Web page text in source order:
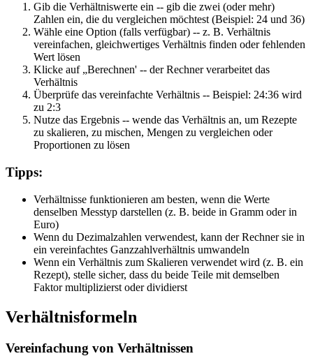
Gib die Verhältniswerte ein -- gib die zwei (oder mehr)
Zahlen ein, die du vergleichen möchtest (Beispiel: 24 und 36)
Wähle eine Option (falls verfügbar) -- z. B. Verhältnis
vereinfachen, gleichwertiges Verhältnis finden oder fehlenden
Wert lösen
Klicke auf „Berechnen' -- der Rechner verarbeitet das
Verhältnis
Überprüfe das vereinfachte Verhältnis -- Beispiel: 24:36 wird
zu 2:3
Nutze das Ergebnis -- wende das Verhältnis an, um Rezepte
zu skalieren, zu mischen, Mengen zu vergleichen oder
Proportionen zu lösen
Tipps:
Verhältnisse funktionieren am besten, wenn die Werte
denselben Messtyp darstellen (z. B. beide in Gramm oder in
Euro)
Wenn du Dezimalzahlen verwendest, kann der Rechner sie in
ein vereinfachtes Ganzzahlverhältnis umwandeln
Wenn ein Verhältnis zum Skalieren verwendet wird (z. B. ein
Rezept), stelle sicher, dass du beide Teile mit demselben
Faktor multiplizierst oder dividierst
Verhältnisformeln
Vereinfachung von Verhältnissen